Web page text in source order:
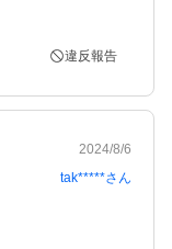
違反報告
2024/8/6
tak*****さん